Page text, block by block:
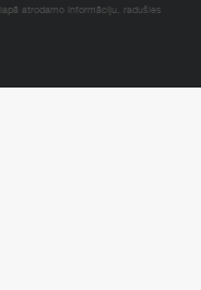
atrodamo informāciju, radušies